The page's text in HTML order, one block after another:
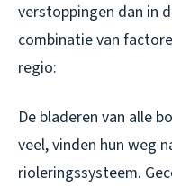
verstoppingen dan in
combinatie van
regio:
De bladeren van alle
veel, vinden hun weg
rioleringssysteem.